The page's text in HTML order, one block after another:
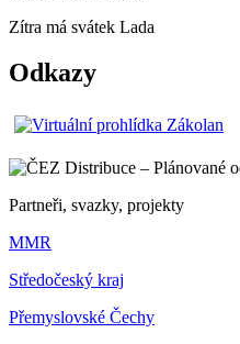
Zítra má svátek Lada
Odkazy
Partneři, svazky, projekty
MMR
Středočeský kraj
Přemyslovské Čechy